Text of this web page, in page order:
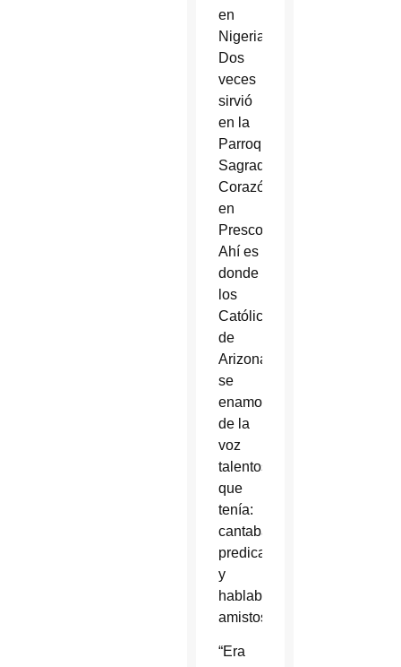
en
Nigeria.
Dos
veces
sirvió
en la
Parroquia
Sagrado
Corazón
en
Prescott.
Ahí es
donde
los
Católicos
de
Arizona
se
enamoraron
de la
voz
talentosa
que
tenía:
cantaba,
predicaba
y
hablaba
amistosamente.
“Era